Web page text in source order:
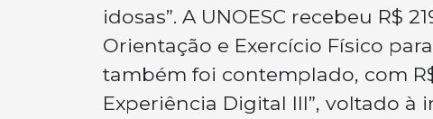
idosas”. A UNOESC recebeu R$
Orientação e Exercício Físico
também foi contemplado, com
Experiência Digital III”, voltado